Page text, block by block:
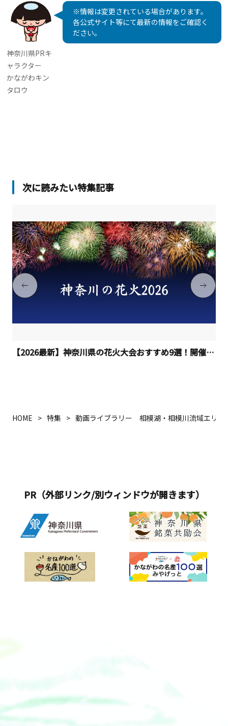
神奈川県PRキ
ャラクター
かながわキン
タロウ
※情報は変更されている場合があります。
各公式サイト等にて最新の情報をご確認く
ださい。
次に読みたい特集記事
【2026最新】神奈川県の花火大会おすすめ9選！開催日程
HOME 特集 動画ライブラリー 相模湖・相模川流域エリア
PR（外部リンク/別ウィンドウが開きます）